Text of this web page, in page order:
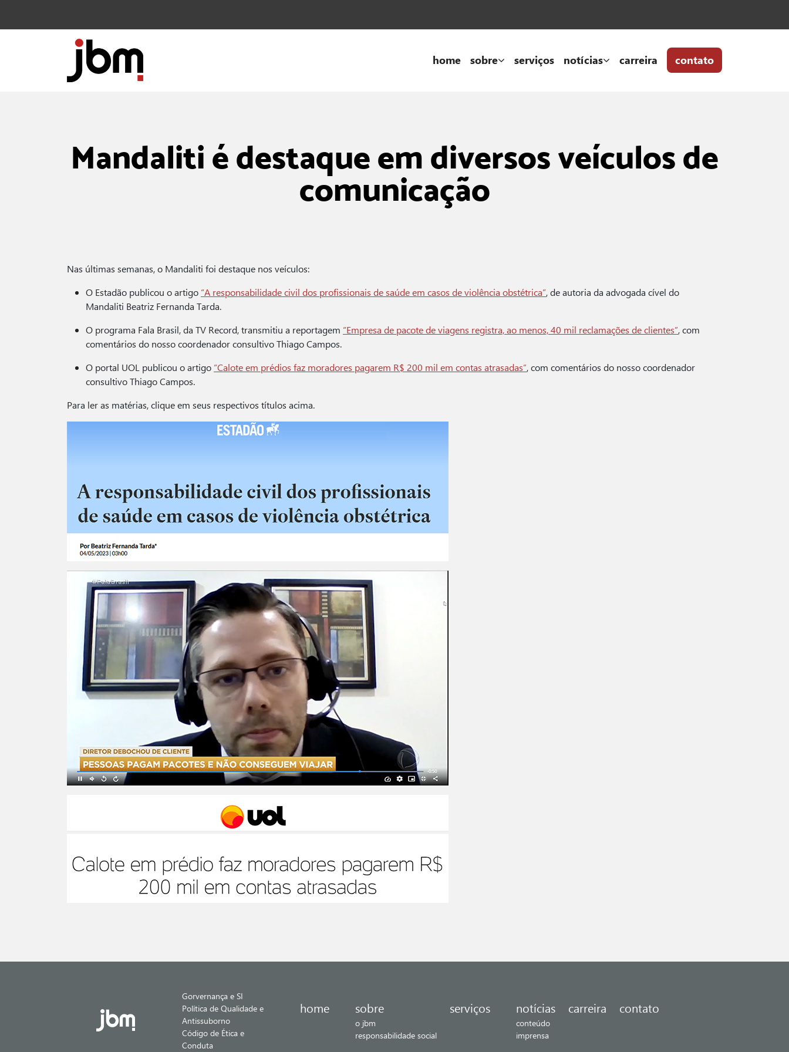
home sobre serviços notícias carreira contato
Mandaliti é destaque em diversos veículos de
comunicação
Nas últimas semanas, o Mandaliti foi destaque nos veículos:
O Estadão publicou o artigo “A responsabilidade civil dos profissionais de saúde em casos de violência obstétrica”, de autoria da advogada cível do
Mandaliti Beatriz Fernanda Tarda.
O programa Fala Brasil, da TV Record, transmitiu a reportagem “Empresa de pacote de viagens registra, ao menos, 40 mil reclamações de clientes”, com
comentários do nosso coordenador consultivo Thiago Campos.
O portal UOL publicou o artigo “Calote em prédios faz moradores pagarem R$ 200 mil em contas atrasadas”, com comentários do nosso coordenador
consultivo Thiago Campos.
Para ler as matérias, clique em seus respectivos títulos acima.
Gorvernança e SI
Política de Qualidade e
Antissuborno
Código de Ética e
Conduta
home sobre
o jbm
responsabilidade social
serviços notícias
conteúdo
imprensa
carreira contato